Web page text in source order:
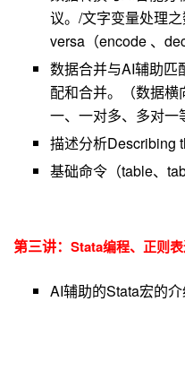
议。/文字变量处理
versa（encode 、
数据合并与AI辅助匹
配和合并。（数据
一、一对多、多对
描述分析Describing
基础命令（table、
第三讲： Stata编程、正则
AI辅助的Stata宏的